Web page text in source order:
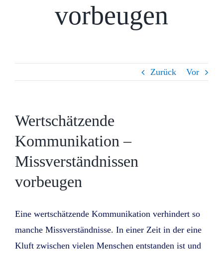
vorbeugen
Zurück Vor
Wertschätzende
Kommunikation –
Missverständnissen
vorbeugen
Eine wertschätzende Kommunikation verhindert so
manche Missverständnisse. In einer Zeit in der eine
Kluft zwischen vielen Menschen entstanden ist und